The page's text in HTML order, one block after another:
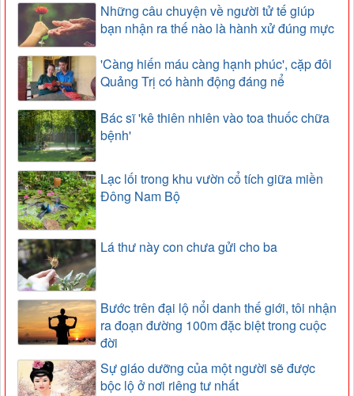
Những câu chuyện về người tử tế giúp
bạn nhận ra thế nào là hành xử đúng mực
'Càng hiến máu càng hạnh phúc', cặp đôi
Quảng Trị có hành động đáng nể
Bác sĩ 'kê thiên nhiên vào toa thuốc chữa
bệnh'
Lạc lối trong khu vườn cổ tích giữa miền
Đông Nam Bộ
Lá thư này con chưa gửi cho ba
Bước trên đại lộ nổi danh thế giới, tôi nhận
ra đoạn đường 100m đặc biệt trong cuộc
đời
Sự giáo dưỡng của một người sẽ được
bộc lộ ở nơi riêng tư nhất